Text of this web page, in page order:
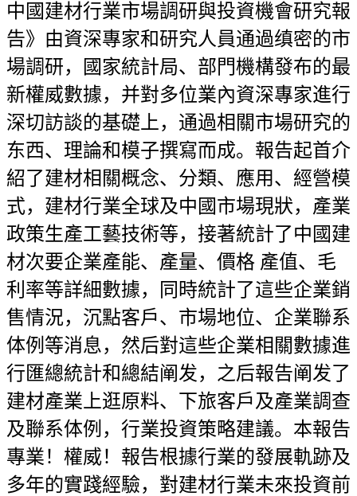
中國建材行業市場調研與投資機會研究報
告》由資深專家和研究人員通過缜密的市
場調研，國家統計局、部門機構發布的最
新權威數據，并對多位業內資深專家進行
深切訪談的基礎上，通過相關市場研究的
东西、理論和模子撰寫而成。報告起首介
紹了建材相關概念、分類、應用、經營模
式，建材行業全球及中國市場現狀，產業
政策生產工藝技術等，接著統計了中國建
材次要企業產能、產量、價格 產值、毛
利率等詳細數據，同時統計了這些企業銷
售情況，沉點客戶、市場地位、企業聯系
体例等消息，然后對這些企業相關數據進
行匯總統計和總結阐发，之后報告阐发了
建材產業上逛原料、下旅客戶及產業調查
及聯系体例，行業投資策略建議。本報告
專業！權威！報告根據行業的發展軌跡及
多年的實踐經驗，對建材行業未來投資前